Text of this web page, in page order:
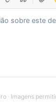
· Imagens